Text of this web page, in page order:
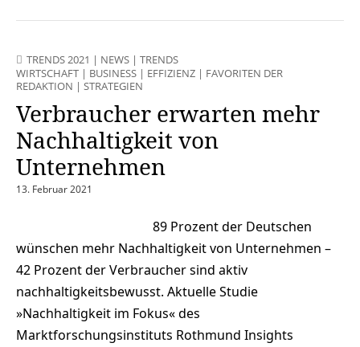
TRENDS 2021 | NEWS | TRENDS
WIRTSCHAFT | BUSINESS | EFFIZIENZ | FAVORITEN DER
REDAKTION | STRATEGIEN
Verbraucher erwarten mehr
Nachhaltigkeit von
Unternehmen
13. Februar 2021
89 Prozent der Deutschen
wünschen mehr Nachhaltigkeit von Unternehmen –
42 Prozent der Verbraucher sind aktiv
nachhaltigkeitsbewusst. Aktuelle Studie
»Nachhaltigkeit im Fokus« des
Marktforschungsinstituts Rothmund Insights